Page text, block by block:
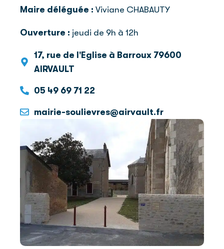
Maire déléguée : Viviane CHABAUTY
Ouverture : jeudi de 9h à 12h
17, rue de l'Eglise à Barroux 79600
AIRVAULT
05 49 69 71 22
mairie-soulievres@airvault.fr